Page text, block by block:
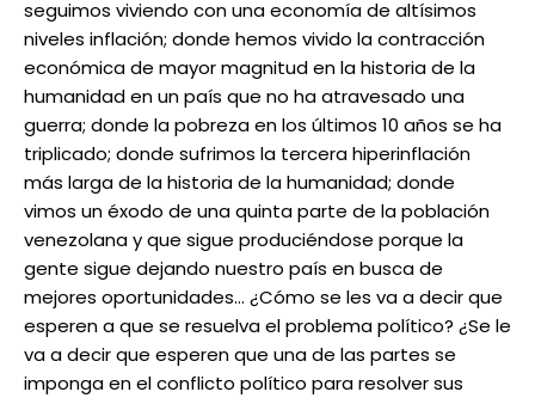
seguimos viviendo con una economía de altísimos
niveles inflación; donde hemos vivido la contracción
económica de mayor magnitud en la historia de la
humanidad en un país que no ha atravesado una
guerra; donde la pobreza en los últimos 10 años se ha
triplicado; donde sufrimos la tercera hiperinflación
más larga de la historia de la humanidad; donde
vimos un éxodo de una quinta parte de la población
venezolana y que sigue produciéndose porque la
gente sigue dejando nuestro país en busca de
mejores oportunidades… ¿Cómo se les va a decir que
esperen a que se resuelva el problema político? ¿Se le
va a decir que esperen que una de las partes se
imponga en el conflicto político para resolver sus